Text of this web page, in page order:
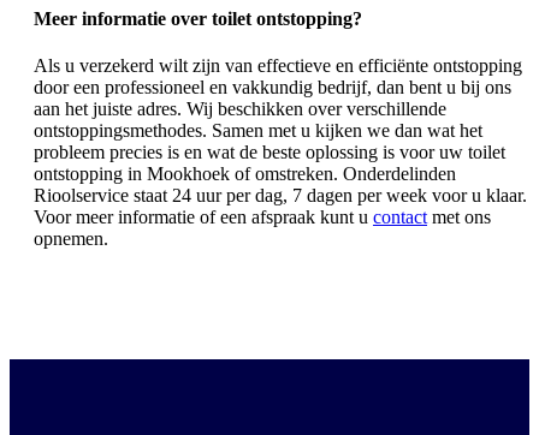
Meer informatie over toilet ontstopping?
Als u verzekerd wilt zijn van effectieve en efficiënte ontstopping
door een professioneel en vakkundig bedrijf, dan bent u bij ons
aan het juiste adres. Wij beschikken over verschillende
ontstoppingsmethodes. Samen met u kijken we dan wat het
probleem precies is en wat de beste oplossing is voor uw toilet
ontstopping in Mookhoek of omstreken. Onderdelinden
Rioolservice staat 24 uur per dag, 7 dagen per week voor u klaar.
Voor meer informatie of een afspraak kunt u contact met ons
opnemen.